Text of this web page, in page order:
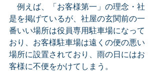
例えば、「お客様第一」の理念・社
是を掲げているが、社屋の玄関前の一
番いい場所は役員専用駐車場になって
おり、お客様駐車場は遠くの便の悪い
場所に設置されており、雨の日にはお
客様に不便をかけてしまう。